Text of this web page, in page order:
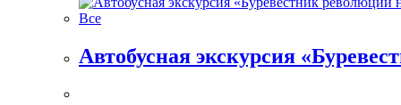
Все
Автобусная экскурсия